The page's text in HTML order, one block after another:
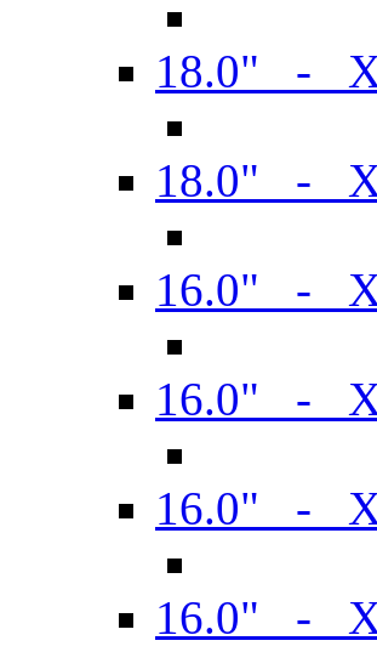
18.0" -
18.0" -
16.0" -
16.0" -
16.0" -
16.0" -